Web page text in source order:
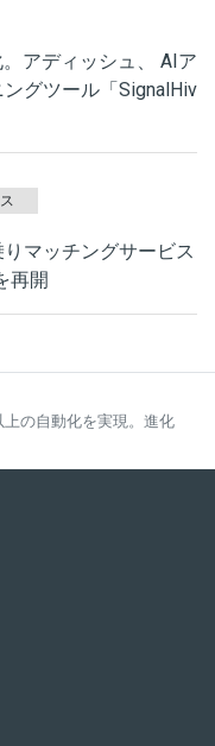
アディッシュ、 AIア
グツール「SignalHiv
マッチングサービス
再開
上の自動化を実現。進化